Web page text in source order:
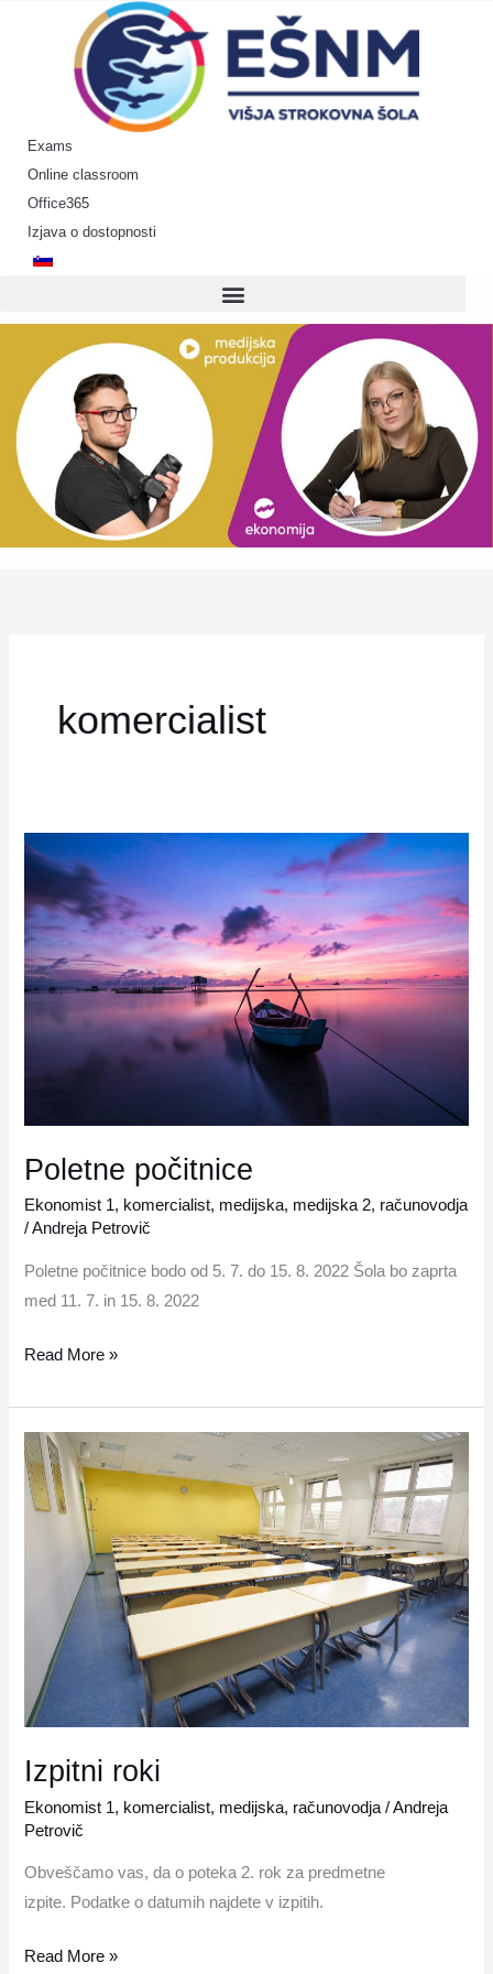
Exams
Online classroom
Office365
Izjava o dostopnosti
komercialist
Poletne počitnice
Ekonomist 1, komercialist, medijska, medijska 2, računovodja
/Andreja Petrovič
Poletne počitnice bodo od 5. 7. do 15. 8. 2022 Šola bo zaprta
med 11. 7. in 15. 8. 2022
Poletne
počitnice
Read More »
Izpitni roki
Ekonomist 1, komercialist, medijska, računovodja /Andreja
Petrovič
Obveščamo vas, da o poteka 2. rok za predmetne
izpite. Podatke o datumih najdete v izpitih.
Izpitni
roki
Read More »